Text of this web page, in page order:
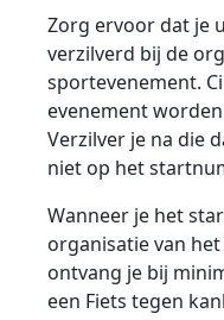
Zorg ervoor dat je
verzilverd bij de
sportevenement.
evenement
Verzilver je na die
niet op het
Wanneer je het
organisatie van
ontvang je bij
een Fiets tegen